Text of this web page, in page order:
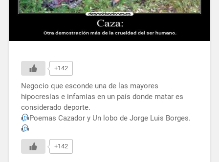
+142
Negocio que esconde una de las mayores
hipocresías e infamias en un país donde matar es
considerado deporte.
Poemas Cazador y Un lobo de Jorge Luis Borges.
+142